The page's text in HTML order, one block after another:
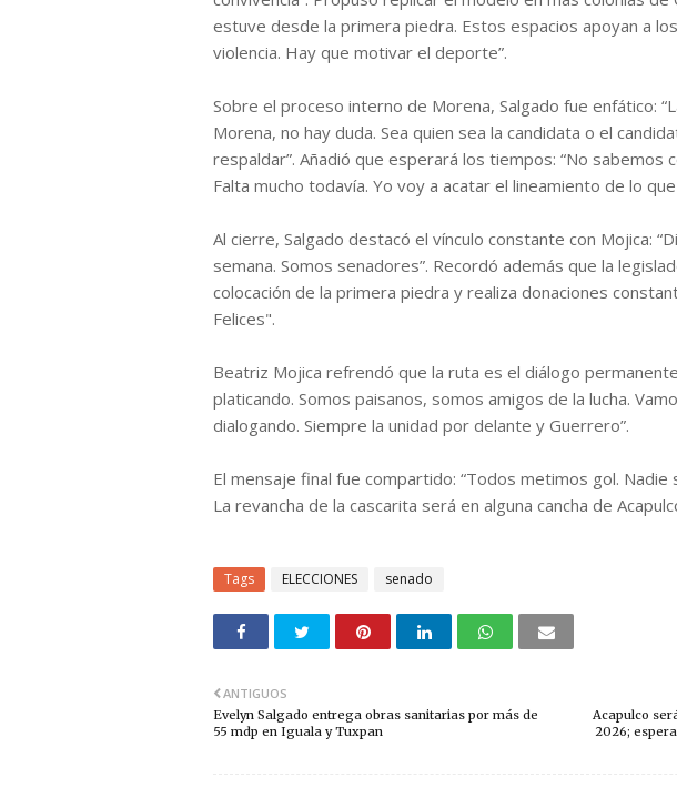
estuve desde la primera piedra. Estos espacios apoyan a
violencia. Hay que motivar el deporte”.
Sobre el proceso interno de Morena, Salgado fue enfático:
Morena, no hay duda. Sea quien sea la candidata o el
respaldar”. Añadió que esperará los tiempos: “No sabemos
Falta mucho todavía. Yo voy a acatar el lineamiento de lo
Al cierre, Salgado destacó el vínculo constante con Mojica:
semana. Somos senadores”. Recordó además que la
colocación de la primera piedra y realiza donaciones
Felices".
Beatriz Mojica refrendó que la ruta es el diálogo
platicando. Somos paisanos, somos amigos de la lucha.
dialogando. Siempre la unidad por delante y Guerrero”.
El mensaje final fue compartido: “Todos metimos gol. Nadie
La revancha de la cascarita será en alguna cancha de
Tags ELECCIONES senado
Acapulco
2026;
ANTIGUOS
Evelyn Salgado entrega obras sanitarias por más de
55 mdp en Iguala y Tuxpan